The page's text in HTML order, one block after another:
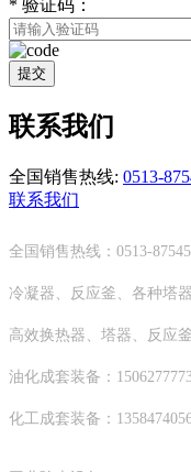
* 验证码：
提交
联系我们
全国销售热线: 0513-
联系我们
全国销售热线：0513-
冷凝器、反应釜、各种塔
高效换热器、塔器、反应
油化成套装备：
化工成套装备：